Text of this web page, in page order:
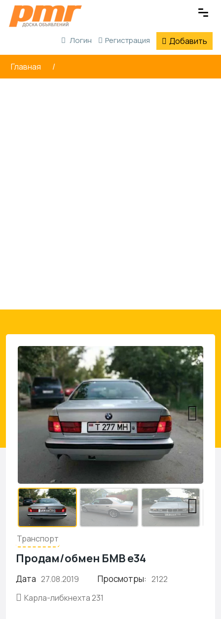
Логин Регистрация Добавить
Главная
Транспорт
Продам/обмен БМВ е34
Дата 27.08.2019 Просмотры: 2122
Карла-либкнехта 231